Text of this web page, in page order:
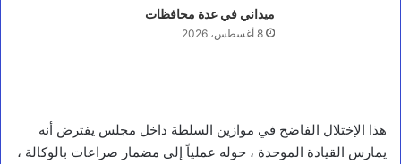
ميداني في عدة محافظات
8 أغسطس، 2026
هذا الإختلال الفاضح في موازين السلطة داخل مجلس يفترض أنه
يمارس القيادة الموحدة ، حوله عملياً إلى مضمار صراعات بالوكالة ،